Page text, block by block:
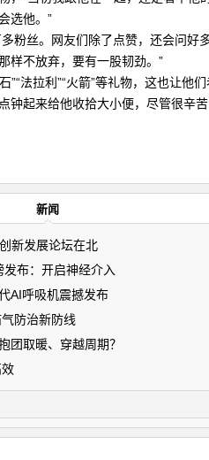
选他。”
丝。网友们除了点赞，还会问好
样不放弃，要有一股韧劲。”
法拉利”“火箭”等礼物，这也让他们
来给他收拾大小便，尽管很辛苦
新闻
新发展论坛在北
布：开启神经介入
AI呼吸机震撼发布
防治新防线
团取暖、穿越周期？